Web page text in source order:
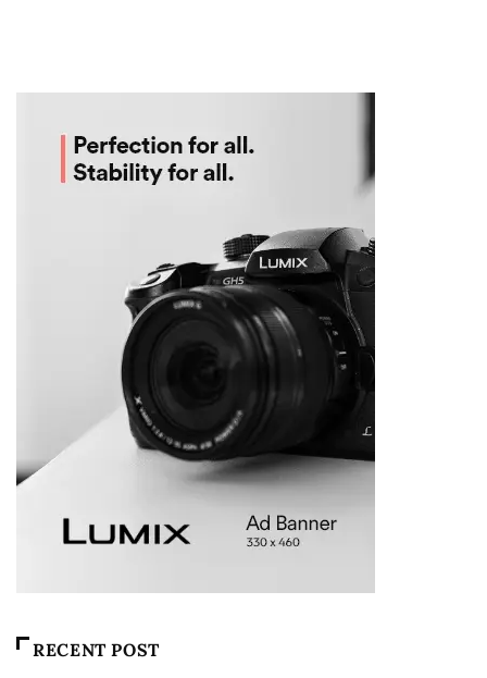
RECENT POST